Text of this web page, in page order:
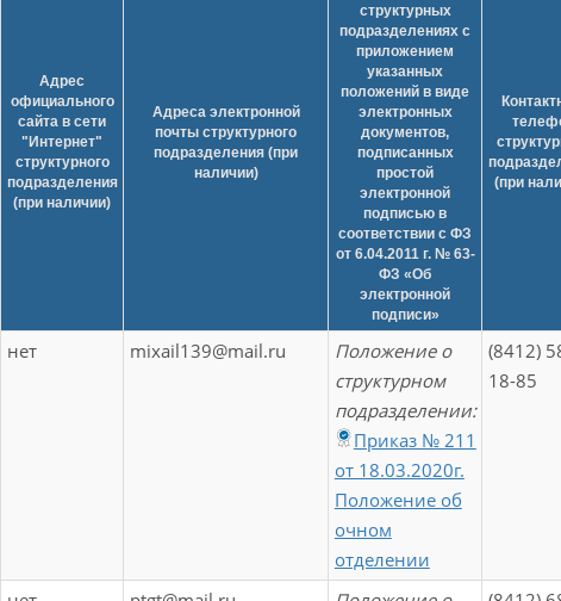
Адрес
официального
сайта в сети
"Интернет"
структурного
подразделения
(при наличии)
Адреса электронной
почты структурного
подразделения (при
наличии)
структурных
подразделениях с
приложением
указанных
положений в виде
электронных
документов,
подписанных
простой
электронной
подписью в
соответствии с ФЗ
от 6.04.2011 г. № 63-
ФЗ «Об
электронной
подписи»
(при
нет mixail139@mail.ru
Положение о
структурном
подразделении:
Приказ № 211
от 18.03.2020г.
Положение об
очном
отделении
(8412)
18-85